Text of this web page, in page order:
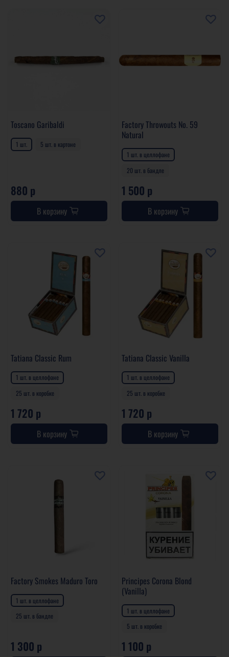
Toscano Garibaldi
1 шт. 5 шт. в картоне
880 р
В корзину
Factory Throwouts No. 59
Natural
1 шт. в целлофане
20 шт. в бандле
1 500 р
В корзину
Tatiana Classic Rum
1 шт. в целлофане
25 шт. в коробке
1 720 р
В корзину
Tatiana Classic Vanilla
1 шт. в целлофане
25 шт. в коробке
1 720 р
В корзину
Factory Smokes Maduro Toro
1 шт. в целлофане
25 шт. в бандле
1 300 р
Principes Corona Blond
(Vanilla)
1 шт. в целлофане
5 шт. в коробке
1 100 р